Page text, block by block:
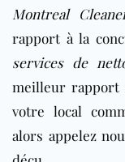
Montreal
rapport à la
services de
meilleur rapport
votre local
alors appelez